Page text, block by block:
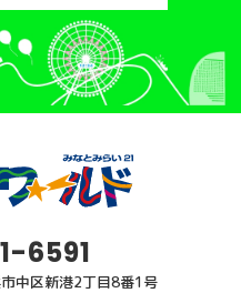
6591
中区新港2丁目8番1号